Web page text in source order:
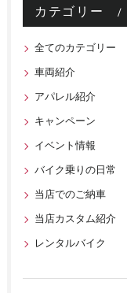
カテゴリー
全てのカテゴリー
車両紹介
アパレル紹介
キャンペーン
イベント情報
バイク乗りの日常
当店でのご納車
当店カスタム紹介
レンタルバイク